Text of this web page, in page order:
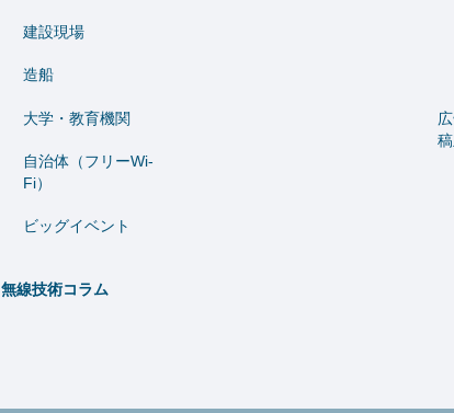
建設現場
造船
⼤学・教育機関
自治体（フリーWi-
Fi）
ビッグイベント
無線技術コラム